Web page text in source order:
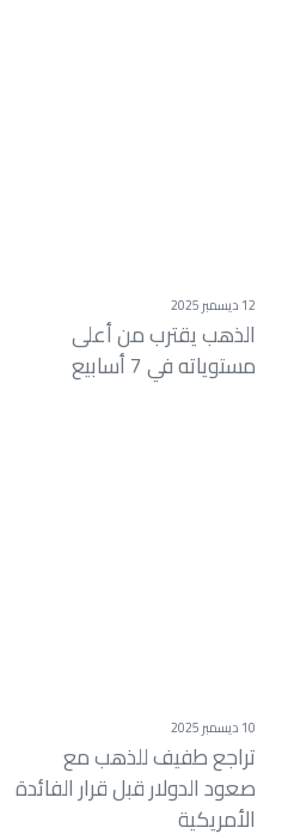
12 ديسمبر 2025
الذهب يقترب من أعلى
مستوياته في 7 أسابيع
10 ديسمبر 2025
تراجع طفيف للذهب مع
صعود الدولار قبل قرار الفائدة
الأمريكية